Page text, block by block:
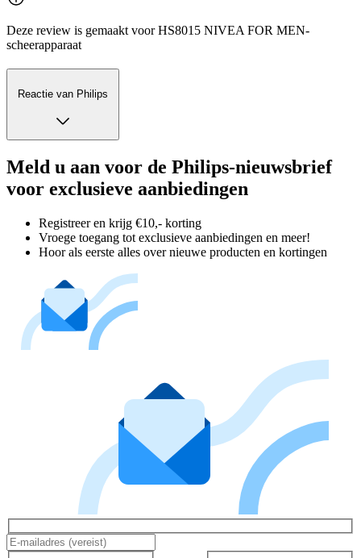
Deze review is gemaakt voor HS8015 NIVEA FOR MEN-
scheerapparaat
Reactie van Philips
Meld u aan voor de Philips-nieuwsbrief
voor exclusieve aanbiedingen
Registreer en krijg €10,- korting
Vroege toegang tot exclusieve aanbiedingen en meer!
Hoor als eerste alles over nieuwe producten en kortingen